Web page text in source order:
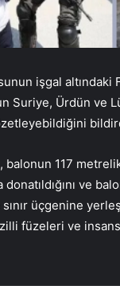
işgal
Suriye, Ürdün ve
117
ve
üçgenine
füzeleri ve